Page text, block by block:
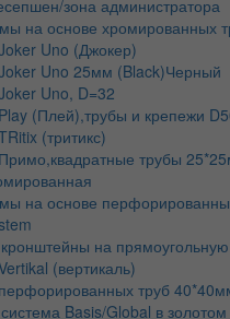
зона администратора
на основе хромированных
Uno (Джокер)
Uno 25мм (Black)Черный
Uno, D=32
(Плей),трубы и крепежи
(тритикс)
трубы
на основе
на прямоугольную
(вертикаль)
труб
Basis/Global в